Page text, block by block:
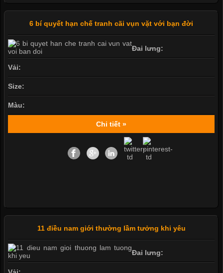
6 bí quyết hạn chế tranh cãi vụn vặt với bạn đời
Đai lưng:
Vải:
Size:
Màu:
Chi tiết »
11 điều nam giới thường lầm tưởng khi yêu
Đai lưng: